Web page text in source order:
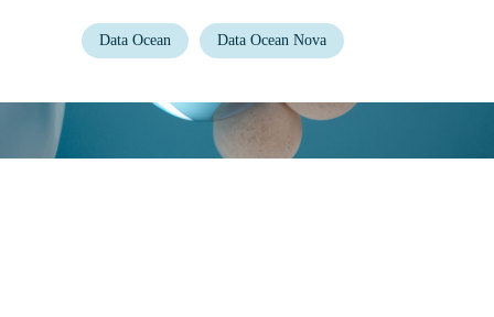
Data Ocean Data Ocean Nova